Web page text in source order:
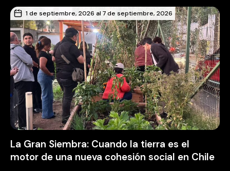
1 de septiembre, 2026 al 7 de septiembre, 2026
La Gran Siembra: Cuando la tierra es el
motor de una nueva cohesión social en Chile